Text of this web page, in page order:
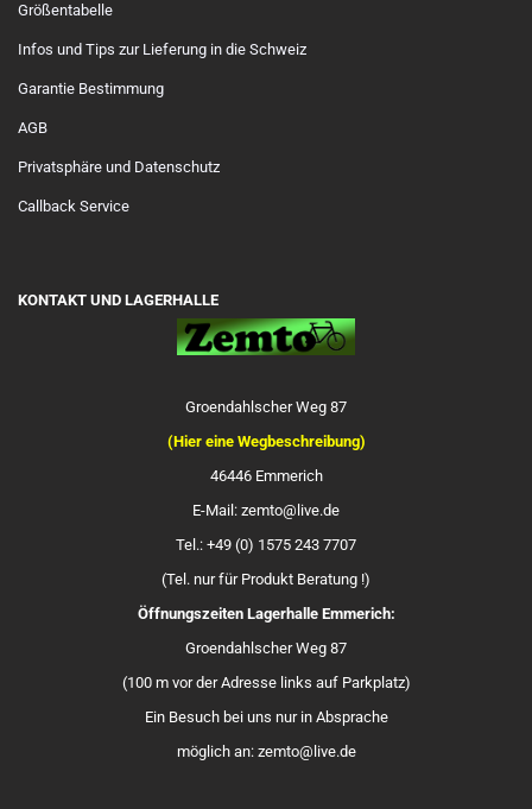
Größentabelle
Infos und Tips zur Lieferung in die Schweiz
Garantie Bestimmung
AGB
Privatsphäre und Datenschutz
Callback Service
KONTAKT UND LAGERHALLE
Groendahlscher Weg 87
(Hier eine Wegbeschreibung)
46446 Emmerich
E-Mail: zemto@live.de
Tel.: +49 (0) 1575 243 7707
(Tel. nur für Produkt Beratung !)
Öffnungszeiten Lagerhalle Emmerich:
Groendahlscher Weg 87
(100 m vor der Adresse links auf Parkplatz)
Ein Besuch bei uns nur in Absprache
möglich an: zemto@live.de